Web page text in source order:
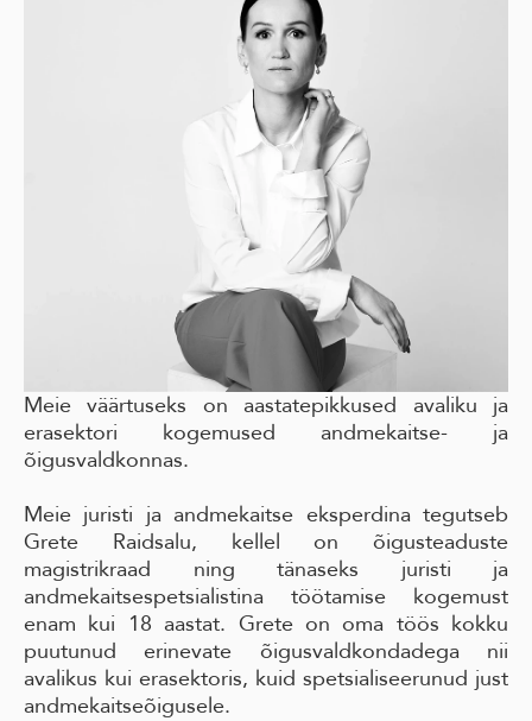
Meie väärtuseks on aastatepikkused avaliku ja
erasektori kogemused andmekaitse- ja
õigusvaldkonnas.
Meie juristi ja andmekaitse eksperdina tegutseb
Grete Raidsalu, kellel on õigusteaduste
magistrikraad ning tänaseks juristi ja
andmekaitsespetsialistina töötamise kogemust
enam kui 18 aastat. Grete on oma töös kokku
puutunud erinevate õigusvaldkondadega nii
avalikus kui erasektoris, kuid spetsialiseerunud just
andmekaitseõigusele.